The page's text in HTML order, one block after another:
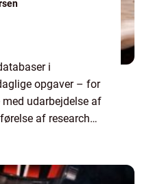
i
opgaver – for
udarbejdelse af
af research